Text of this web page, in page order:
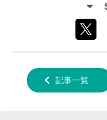
する
記事一覧